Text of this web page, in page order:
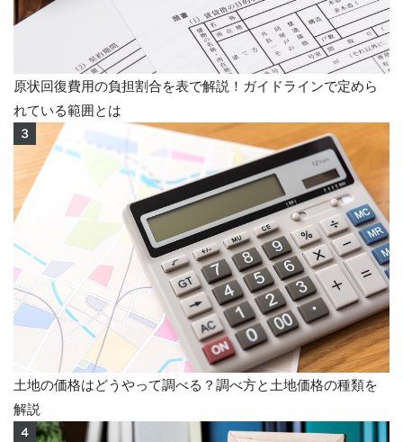
原状回復費用の負担割合を表で解説！ガイドラインで定めら
れている範囲とは
土地の価格はどうやって調べる？調べ方と土地価格の種類を
解説